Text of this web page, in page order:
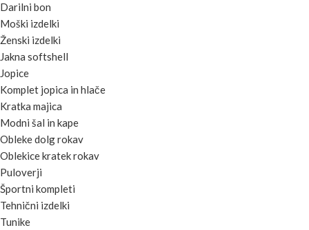
Darilni bon
Moški izdelki
Ženski izdelki
Jakna softshell
Jopice
Komplet jopica in hlače
Kratka majica
Modni šal in kape
Obleke dolg rokav
Oblekice kratek rokav
Puloverji
Športni kompleti
Tehnični izdelki
Tunike